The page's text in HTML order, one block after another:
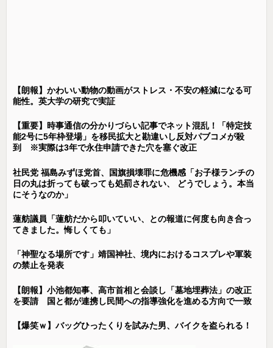
【朗報】かわいい動物の動画がストレス・不安の軽減になる可
能性。英大学の研究で実証
【重要】時事通信の分かりづらい記事でネット混乱！「特定技
能2号に5年枠登場」を移民拡大と勘違いし反対パブコメが殺
到 ※実際は3年で永住申請できた穴を塞ぐ改正
社民党 福島みずほ党首、国旗損壊罪に危機感「お子様ランチの
日の丸は折っても破っても処罰されない、 どうでしょう。本当
にそうなのか」
蓮舫議員「蓮舫だから叩いていい、との報道に何度も向き合っ
てきました。悔しくても」
「神聖なる場所です」靖国神社、境内におけるコスプレや軍装
の禁止を発表
【朗報】小池都知事、高市首相と会談し「墓地埋葬法」の改正
を要請 国と都が連携し民間への指導強化を進める方向で一致
【爆笑ｗ】バッグひったくりを試みた男、バイクを盗られる！